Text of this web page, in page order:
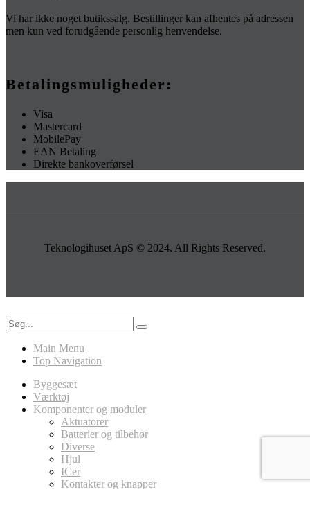
Vi har ikke noget butikssalg. Bestillinger kan afhentes på adressen
men kun ved forudgående personlig henvendelse.
Betalingsmuligheder:
Visa
Mastercard
MobilePay
EAN Betaling
Direkte bankoverførsel
Teknologihuset ApS © 2024. All Rights Reserved.
Main Menu
Top Navigation
Byggesæt
Værktøj
Komponenter og moduler
Aktuatorer
Batterier og tilbehør
Diverse
Hjul
ICer
Kontakter og knapper